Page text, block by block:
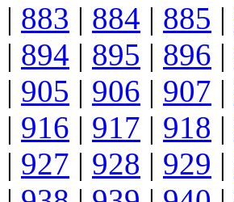
| 883 | 884 | 885 |
| 894 | 895 | 896 |
| 905 | 906 | 907 |
| 916 | 917 | 918 |
| 927 | 928 | 929 |